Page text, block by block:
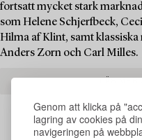
Genom att klicka på
lagring av cookies på
navigeringen på
fortsatt mycket stark
som Helene Schjerfbeck,
Hilma af Klint, samt
Anders Zorn och Carl Milles.